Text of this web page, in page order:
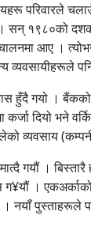
परिवारले
सन् १९८०को
आए ।
व्यवसायीहरूले
गयो । बैंकको
दियो भने
व्यवसाय
गयौं ।
।
पुस्ताहरूले